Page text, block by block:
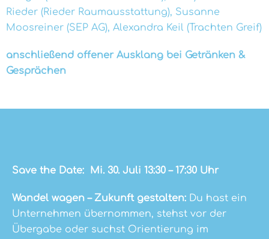
Rieder (Rieder Raumausstattung), Susanne
Moosreiner (SEP AG), Alexandra Keil (Trachten Greif)
anschließend offener Ausklang bei Getränken &
Gesprächen
Save the Date: Mi. 30. Juli 13:30 – 17:30 Uhr
Wandel wagen – Zukunft gestalten: Du hast ein
Unternehmen übernommen, stehst vor der
Übergabe oder suchst Orientierung im